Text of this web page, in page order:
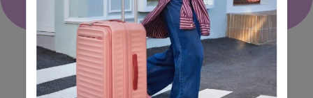
ข้อแนะนำการถือประเป๋าขึ้นเครื่อง
รีวิวผลิตภัณฑ์